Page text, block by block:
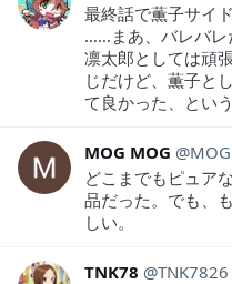
最終話で薫子サイ
……まあ、バレバレ
凛太郎としては頑
じだけど、薫子と
て良かった、とい
MOG MOG
どこまでもピュア
品だった。でも、
しい。
TNK78 TNK7826